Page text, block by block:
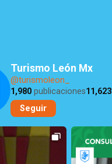
Turismo León Mx
@turismoleon_
1,980 publicaciones11,623
Seguir